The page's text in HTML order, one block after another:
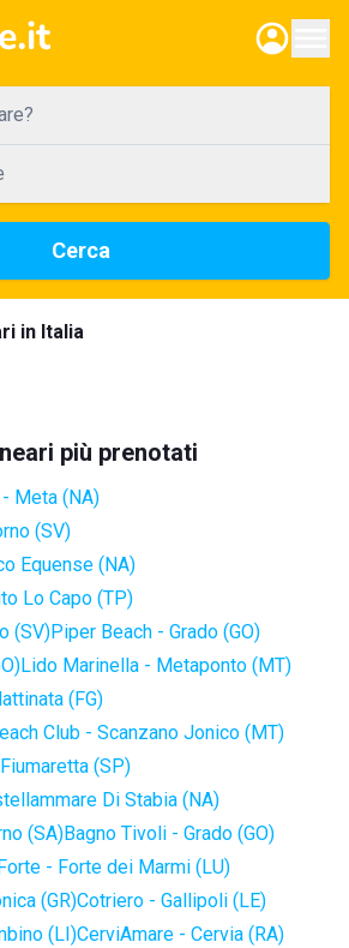
Cerca
in Italia
più prenotati
Meta (NA)
(SV)
Equense (NA)
Lo Capo (TP)
(SV)Piper Beach - Grado (GO)
Lido Marinella - Metaponto (MT)
(FG)
Club - Scanzano Jonico (MT)
(SP)
Di Stabia (NA)
(SA)Bagno Tivoli - Grado (GO)
- Forte dei Marmi (LU)
(GR)Cotriero - Gallipoli (LE)
(LI)CerviAmare - Cervia (RA)